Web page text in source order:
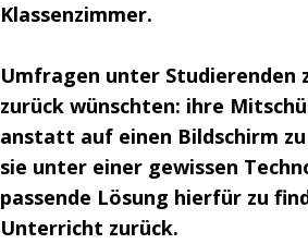
Klassenzimmer.
Umfragen unter Studierenden
zurück wünschten: ihre
anstatt auf einen Bildschirm
sie unter einer gewissen
passende Lösung hierfür zu
Unterricht zurück.